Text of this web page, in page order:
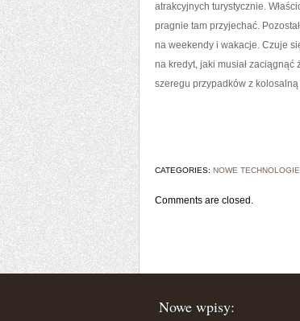
atrakcyjnych turystycznie.
pragnie tam przyjechać.
na weekendy i wakacje. Czuje
na kredyt, jaki musiał
szeregu przypadków z
CATEGORIES: NOWE TECHNOLOGIE
Comments are closed.
Nowe wpisy: